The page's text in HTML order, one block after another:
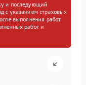
и последующий
с указанием страховых
выполнения работ
работ и